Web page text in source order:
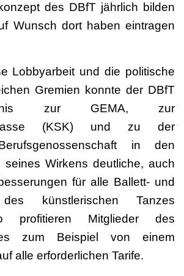
des DBfT jährlich bilden
Wunsch dort haben eintragen
Lobbyarbeit und die politische
Gremien konnte der DBfT
zur GEMA, zur
(KSK) und zu der
in den
seines Wirkens deutliche, auch
für alle Ballett- und
des künstlerischen Tanzes
profitieren Mitglieder des
zum Beispiel von einem
alle erforderlichen Tarife.